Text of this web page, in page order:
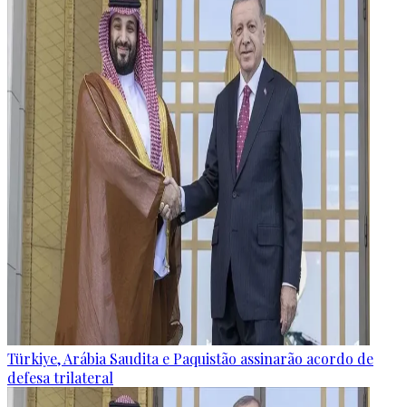
Türkiye, Arábia Saudita e Paquistão assinarão acordo de
defesa trilateral